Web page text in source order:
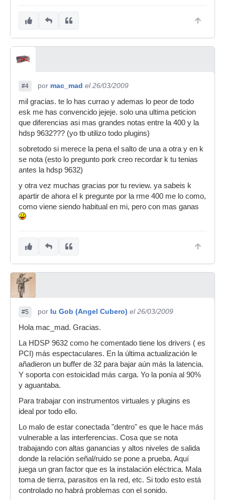
#4 por mac_mad el 26/03/2009
mil gracias. te lo has currao y ademas lo peor de todo
esk me has convencido jejeje. solo una ultima peticion
que diferencias asi mas grandes notas entre la 400 y la
hdsp 9632??? (yo tb utilizo todo plugins)
sobretodo si merece la pena el salto de una a otra y en k
se nota (esto lo pregunto pork creo recordar k tu tenias
antes la hdsp 9632)
y otra vez muchas gracias por tu review. ya sabeis k
apartir de ahora el k pregunte por la rme 400 me lo como,
como viene siendo habitual en mi, pero con mas ganas
#5 por Iu Gob (Angel Cubero) el 26/03/2009
Hola mac_mad. Gracias.
La HDSP 9632 como he comentado tiene los drivers ( es
PCI) más espectaculares. En la última actualización le
añadieron un buffer de 32 para bajar aún más la latencia.
Y soporta con estoicidad más carga. Yo la ponía al 90%
y aguantaba.
Para trabajar con instrumentos virtuales y plugins es
ideal por todo ello.
Lo malo de estar conectada "dentro" es que le hace más
vulnerable a las interferencias. Cosa que se nota
trabajando con altas ganancias y altos niveles de salida
donde la relación señal/ruido se pone a prueba. Aquí
juega un gran factor que es la instalación eléctrica. Mala
toma de tierra, parasitos en la red, etc. Si todo esto está
controlado no habrá problemas con el sonido.